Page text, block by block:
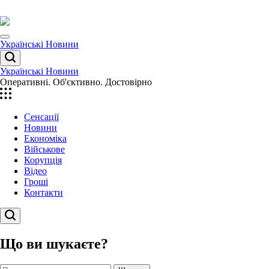
до
вмісту
Menu
Українські Новини
Пошук
Українські Новини
Оперативні. Об'єктивно. Достовірно
Сенсації
Новини
Економіка
Військове
Корупція
Відео
Гроші
Контакти
Пошук
Що ви шукаєте?